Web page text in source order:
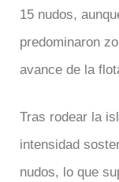
15 nudos,
predominaron
avance de la
Tras rodear la
intensidad
nudos, lo que